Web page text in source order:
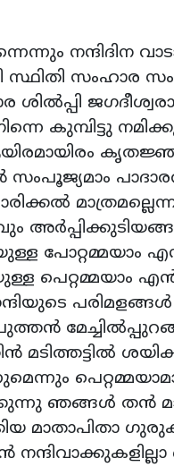
സൃഷ്ടി
നിന്‍